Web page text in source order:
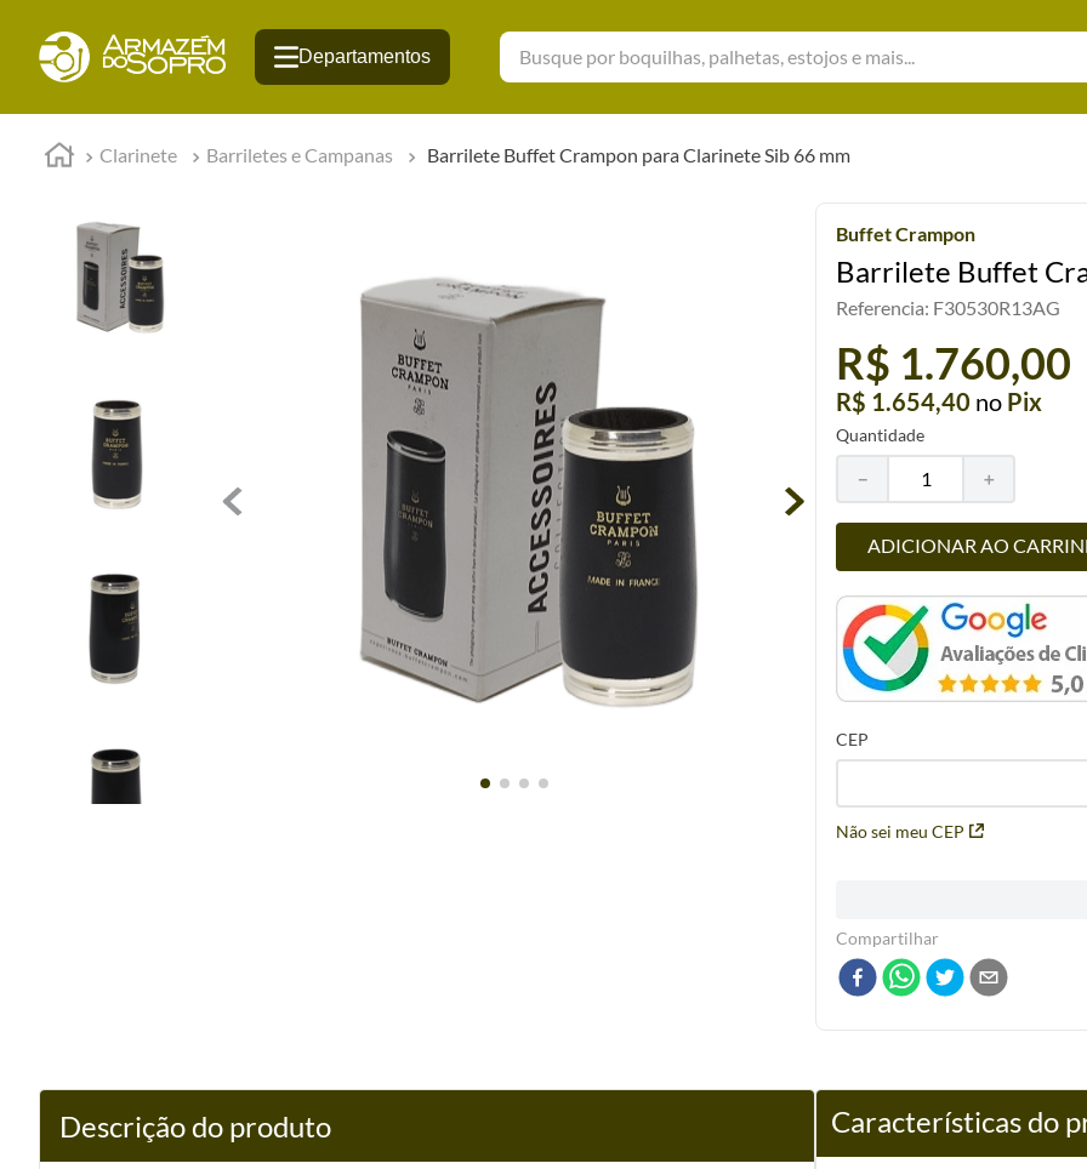
Busque por boquilhas, palhetas, estojos e mais...
Clarinete Barriletes e Campanas Barrilete Buffet Crampon para Clarinete Sib 66 mm
Buffet Crampon
Barrilete Buffet
Referencia: F30530R13AG
R$ 1.760,00
R$ 1.654,40 no Pix
Quantidade
＋
－
ADICIONAR AO
CEP
Não sei meu CEP
Compartilhar
Descrição do produto Características do